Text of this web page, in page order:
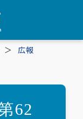
広報
62